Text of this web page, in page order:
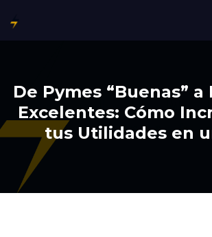
De Pymes “Buenas” a
Excelentes: Cómo
tus Utilidades en